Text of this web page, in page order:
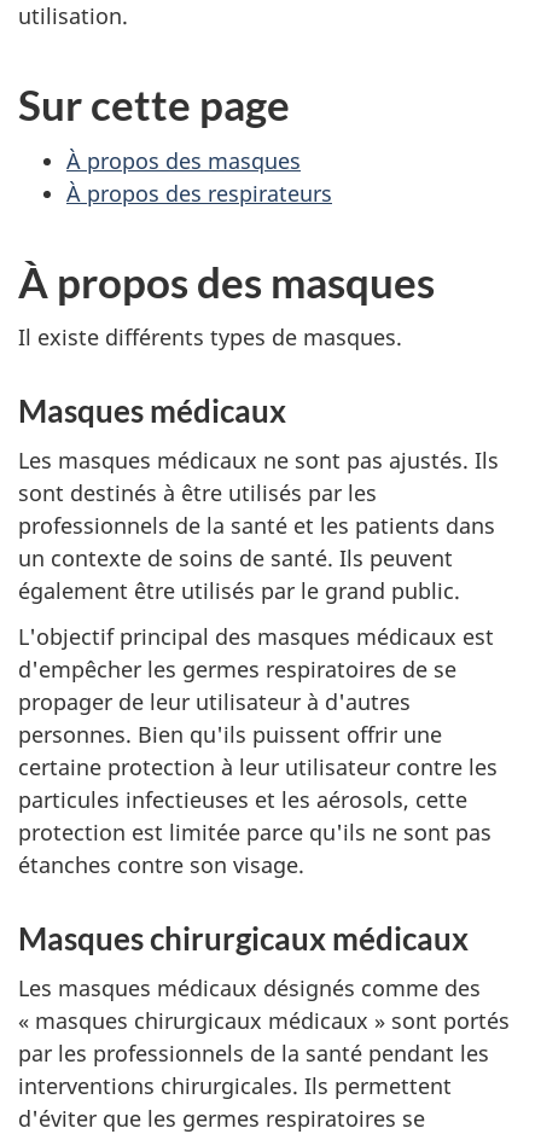
utilisation.
Sur cette page
À propos des masques
À propos des respirateurs
À propos des masques
Il existe différents types de masques.
Masques médicaux
Les masques médicaux ne sont pas ajustés. Ils
sont destinés à être utilisés par les
professionnels de la santé et les patients dans
un contexte de soins de santé. Ils peuvent
également être utilisés par le grand public.
L'objectif principal des masques médicaux est
d'empêcher les germes respiratoires de se
propager de leur utilisateur à d'autres
personnes. Bien qu'ils puissent offrir une
certaine protection à leur utilisateur contre les
particules infectieuses et les aérosols, cette
protection est limitée parce qu'ils ne sont pas
étanches contre son visage.
Masques chirurgicaux médicaux
Les masques médicaux désignés comme des
« masques chirurgicaux médicaux » sont portés
par les professionnels de la santé pendant les
interventions chirurgicales. Ils permettent
d'éviter que les germes respiratoires se